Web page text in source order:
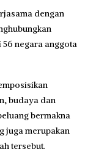
dengan
negara anggota
budaya dan
bermakna
juga merupakan
tersebut.